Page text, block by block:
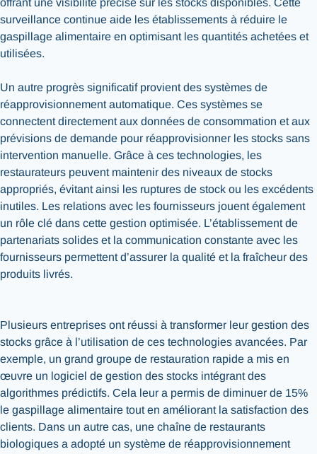
offrant une visibilité précise sur les stocks disponibles. Cette
surveillance continue aide les établissements à réduire le
gaspillage alimentaire en optimisant les quantités achetées et
utilisées.
Un autre progrès significatif provient des systèmes de
réapprovisionnement automatique. Ces systèmes se
connectent directement aux données de consommation et aux
prévisions de demande pour réapprovisionner les stocks sans
intervention manuelle. Grâce à ces technologies, les
restaurateurs peuvent maintenir des niveaux de stocks
appropriés, évitant ainsi les ruptures de stock ou les excédents
inutiles. Les relations avec les fournisseurs jouent également
un rôle clé dans cette gestion optimisée. L’établissement de
partenariats solides et la communication constante avec les
fournisseurs permettent d’assurer la qualité et la fraîcheur des
produits livrés.
Plusieurs entreprises ont réussi à transformer leur gestion des
stocks grâce à l’utilisation de ces technologies avancées. Par
exemple, un grand groupe de restauration rapide a mis en
œuvre un logiciel de gestion des stocks intégrant des
algorithmes prédictifs. Cela leur a permis de diminuer de 15%
le gaspillage alimentaire tout en améliorant la satisfaction des
clients. Dans un autre cas, une chaîne de restaurants
biologiques a adopté un système de réapprovisionnement